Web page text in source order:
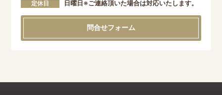
定休日 日曜日※ご連絡頂いた場合は対応いたします。
問合せフォーム